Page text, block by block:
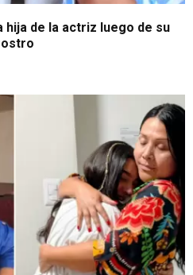
hija de la actriz luego de su